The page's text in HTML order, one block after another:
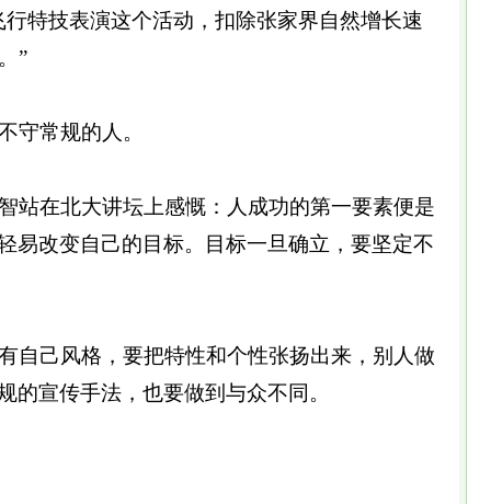
特技表演这个活动，扣除张家界自然增长速
”
常规的人。
在北大讲坛上感慨：人成功的第一要素便是
易改变自己的目标。目标一旦确立，要坚定不
己风格，要把特性和个性张扬出来，别人做
的宣传手法，也要做到与众不同。